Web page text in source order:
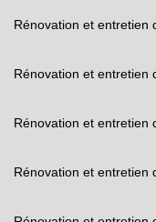
Rénovation et entretien
Rénovation et entretien
Rénovation et entretien
Rénovation et entretien